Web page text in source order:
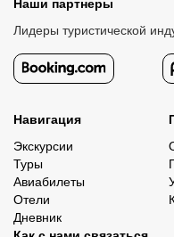
Наши партнеры
Лидеры туристической
Навигация
Экскурсии
Туры
Авиабилеты
Отели
Дневник